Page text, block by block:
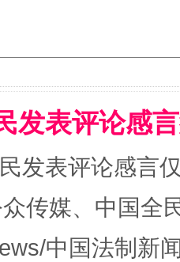
发表评论感
发表评论感言
传媒、中国全
中国法制新